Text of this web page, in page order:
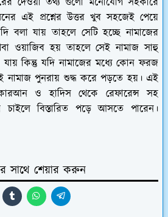
এই প্রশ্নের উত্তর খুব সহজেই পেয়ে
বলা যায় তাহলে সেটি হচ্ছে নামাজের
ওয়াজিব হয় তাহলে সেই নামাজ সাহু
যায় কিন্তু যদি নামাজের মধ্যে কোন ফরজ
নামাজ পুনরায় শুদ্ধ করে পড়তে হয়। এই
ও হাদিস থেকে রেফারেন্স সহ
বিস্তারিত পড়ে আসতে পারেন।
সাথে শেয়ার করুন